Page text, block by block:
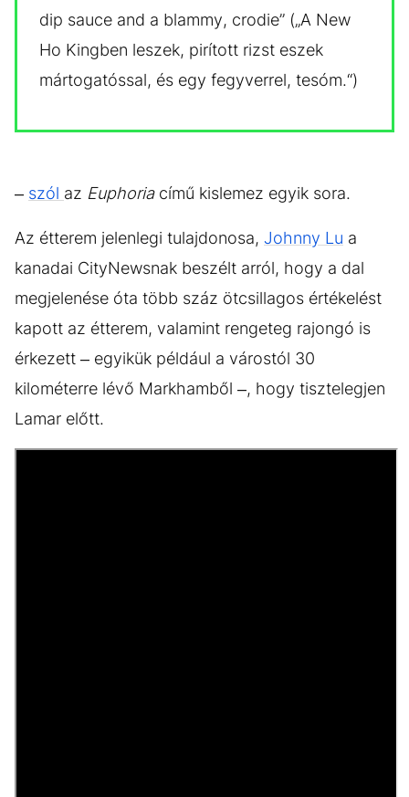
dip sauce and a blammy, crodie” („A New
Ho Kingben leszek, pirított rizst eszek
mártogatóssal, és egy fegyverrel, tesóm.“)
– szól az Euphoriacímű kislemez egyik sora.
Az étterem jelenlegi tulajdonosa, Johnny Lu a
kanadai CityNewsnak beszélt arról, hogy a dal
megjelenése óta több száz ötcsillagos értékelést
kapott az étterem, valamint rengeteg rajongó is
érkezett – egyikük például a várostól 30
kilométerre lévő Markhamből –, hogy tisztelegjen
Lamar előtt.